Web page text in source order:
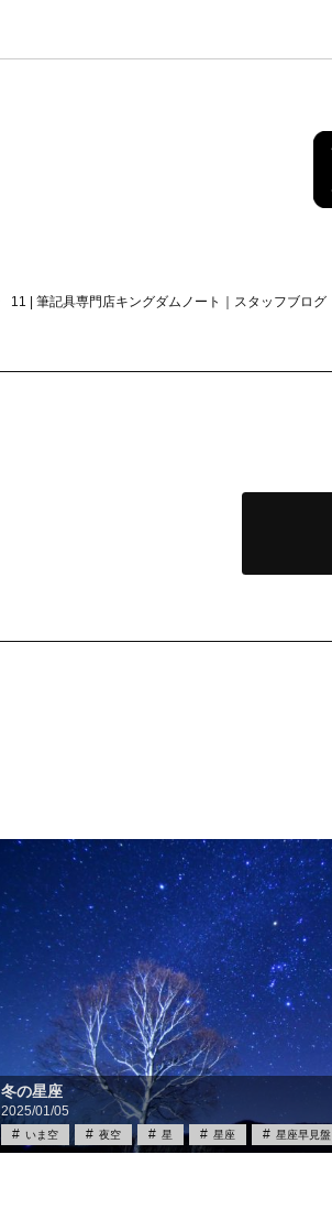
11 | 筆記具専門店キングダムノート｜スタッフブログ
冬の星座
2025/01/05
いま空 夜空 星 星座 星座早見盤